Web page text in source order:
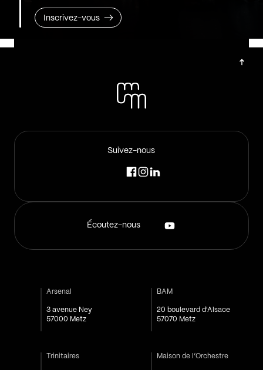
Inscrivez-vous
Suivez-nous
Écoutez-nous
Arsenal
3 avenue Ney
57000 Metz
BAM
20 boulevard d'Alsace
57070 Metz
Trinitaires Maison de l’Orchestre